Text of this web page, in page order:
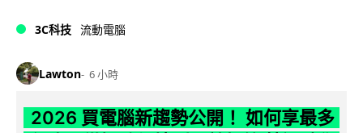
3C科技 流動電腦
Lawton 6 小時
2026 買電腦新趨勢公開！ 如何享最多